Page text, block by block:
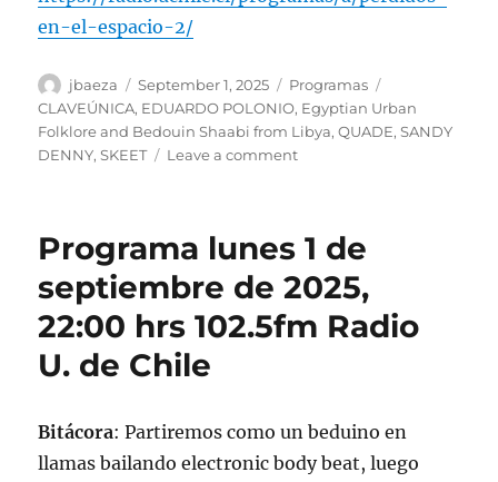
en-el-espacio-2/
Author
jbaeza
Posted
on
September 1, 2025 Categories
Programas
CLAVEÚNICA, EDUARDO POLONIO, Egyptian Urban
Folklore and Bedouin Shaabi from Libya,QUADE,SANDY
DENNY,SKEET Leave a commenton
septiembre
de
2025
Programa lunes 1 de
septiembre de 2025,
22:00 hrs 102.5fm Radio
U. de Chile
Bitácora: Partiremos como un beduino en
llamas bailando electronic body beat, luego